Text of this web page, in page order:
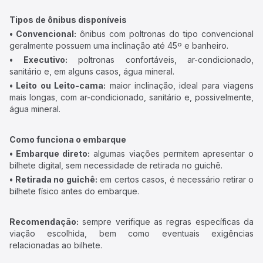
Tipos de ônibus disponíveis
• Convencional: ônibus com poltronas do tipo convencional
geralmente possuem uma inclinação até 45º e banheiro.
• Executivo: poltronas confortáveis, ar-condicionado,
sanitário e, em alguns casos, água mineral.
• Leito ou Leito-cama: maior inclinação, ideal para viagens
mais longas, com ar-condicionado, sanitário e, possivelmente,
água mineral.
Como funciona o embarque
• Embarque direto: algumas viações permitem apresentar o
bilhete digital, sem necessidade de retirada no guichê.
• Retirada no guichê: em certos casos, é necessário retirar o
bilhete físico antes do embarque.
Recomendação: sempre verifique as regras específicas da
viação escolhida, bem como eventuais exigências
relacionadas ao bilhete.